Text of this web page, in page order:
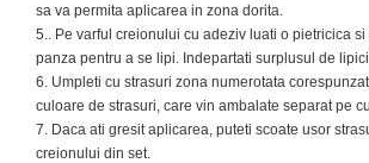
sa va permita aplicarea in zona dorita.
5.. Pe varful creionului cu adeziv luati o pietricica si
panza pentru a se lipi. Indepartati surplusul de
6. Umpleti cu strasuri zona numerotata
culoare de strasuri, care vin ambalate separat pe
7. Daca ati gresit aplicarea, puteti scoate usor
creionului din set.